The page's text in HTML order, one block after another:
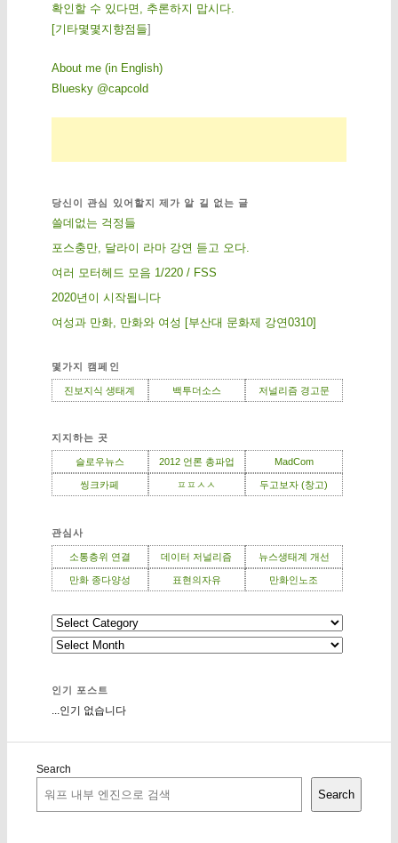
확인할 수 있다면, 추론하지 맙시다.
[기 타몇 몇 지 향점 들]
About me (in English)
Bluesky @capcold
당신이 관심 있어할지 제가 알 길 없는 글
쓸데없는 걱정들
포스충만, 달라이 라마 강연 듣고 오다.
여러 모터헤드 모음 1/220 / FSS
2020년이 시작됩니다
여성과 만화, 만화와 여성 [부산대 문화제 강연0310]
몇가지 캠페인
진보지식 생태계 백투더소스 저널리즘 경고문
지지하는 곳
슬로우뉴스 2012 언론 총파업 MadCom
씽크카페 ㅍㅍㅅㅅ 두고보자 (창고)
관심사
소통층위 연결 데이터 저널리즘 뉴스생태계 개선
만화 종다양성 표현의자유 만화인노조
인기 포스트
...인기 없습니다
Search
Search